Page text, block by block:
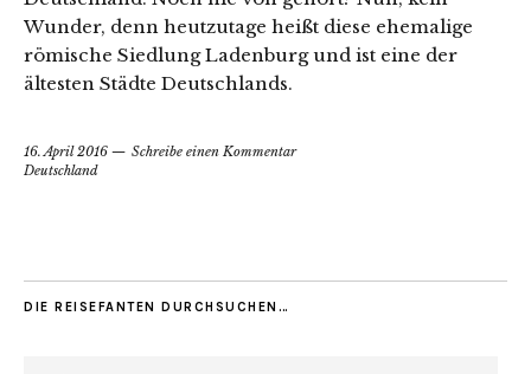
Wunder, denn heutzutage heißt diese ehemalige
römische Siedlung Ladenburg und ist eine der
ältesten Städte Deutschlands.
16. April 2016
Schreibe einen Kommentar
Deutschland
DIE REISEFANTEN DURCHSUCHEN…